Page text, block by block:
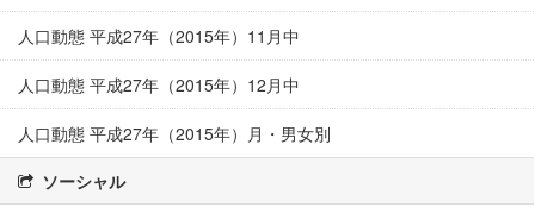
人口動態 平成27年（2015年）11月中
人口動態 平成27年（2015年）12月中
人口動態 平成27年（2015年）月・男女別
ソーシャル